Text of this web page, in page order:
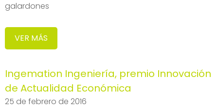
galardones
VER MÁS
Ingemation Ingeniería, premio Innovación
de Actualidad Económica
25 de febrero de 2016